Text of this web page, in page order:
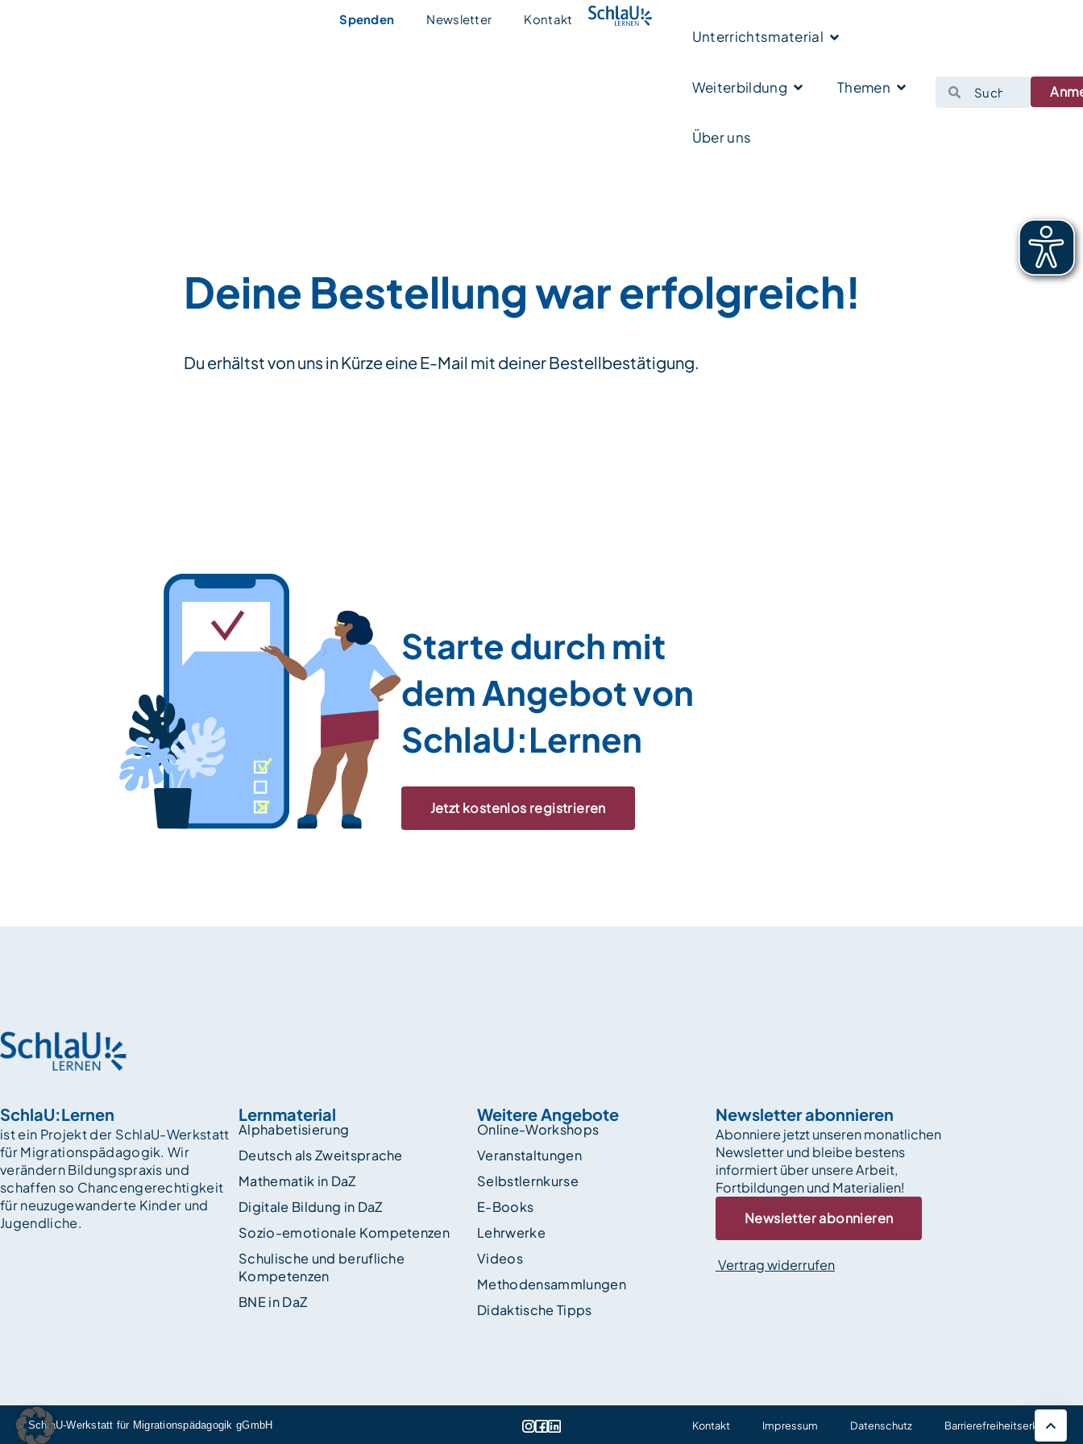
Spenden Newsletter Kontakt
Unterrichtsmaterial
Weiterbildung Themen
Über uns
Deine Bestellung war erfolgreich!
Du erhältst von uns in Kürze eine E-Mail mit deiner Bestellbestätigung.
Starte durch mit
dem Angebot von
SchlaU:Lernen
Jetzt kostenlos registrieren
SchlaU:Lernen
ist ein Projekt der SchlaU-Werkstatt
für Migrationspädagogik. Wir
verändern Bildungspraxis und
schaffen so Chancen­gerechtigkeit
für neuzugewanderte Kinder und
Jugendliche.
Lernmaterial
Alphabetisierung
Deutsch als Zweitsprache
Mathematik in DaZ
Digitale Bildung in DaZ
Sozio-emotionale Kompetenzen
Schulische und berufliche
Kompetenzen
BNE in DaZ
Weitere Angebote
Online-Workshops
Veranstaltungen
Selbstlernkurse
E-Books
Lehrwerke
Videos
Methodensammlungen
Didaktische Tipps
Newsletter abonnieren
Abonniere jetzt unseren monatlichen
Newsletter und bleibe bestens
informiert über unsere Arbeit,
Fortbildungen und Materialien!
Newsletter abonnieren
Vertrag widerrufen
© SchlaU-Werkstatt für Migrationspädagogik gGmbH Kontakt Impressum Datenschutz Barrierefreiheitserklärung